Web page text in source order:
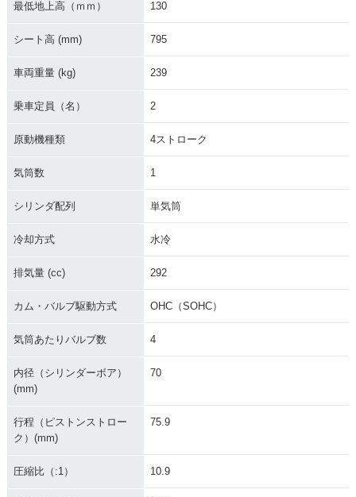
最低地上高（ｍｍ） 130
シート高 (mm) 795
車両重量 (kg) 239
乗車定員（名） 2
原動機種類 4ストローク
気筒数 1
シリンダ配列 単気筒
冷却方式 水冷
排気量 (cc) 292
カム・バルブ駆動方式 OHC（SOHC）
気筒あたりバルブ数 4
内径（シリンダーボア）
(mm)
70
行程（ピストンストロー
ク）(mm)
75.9
圧縮比（:1） 10.9